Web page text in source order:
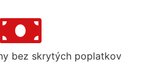
bez skrytých poplatkov